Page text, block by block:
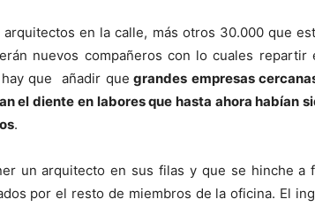
arquitectos en la calle, más otros 30.000 que
nuevos compañeros con lo cuales repartir
que añadir que grandes empresas
el diente en labores que hasta ahora habían
.
un arquitecto en sus filas y que se hinche a
por el resto de miembros de la oficina. El